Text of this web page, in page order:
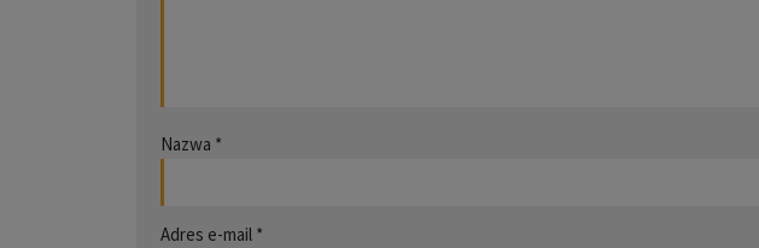
Nazwa *
Adres e-mail *